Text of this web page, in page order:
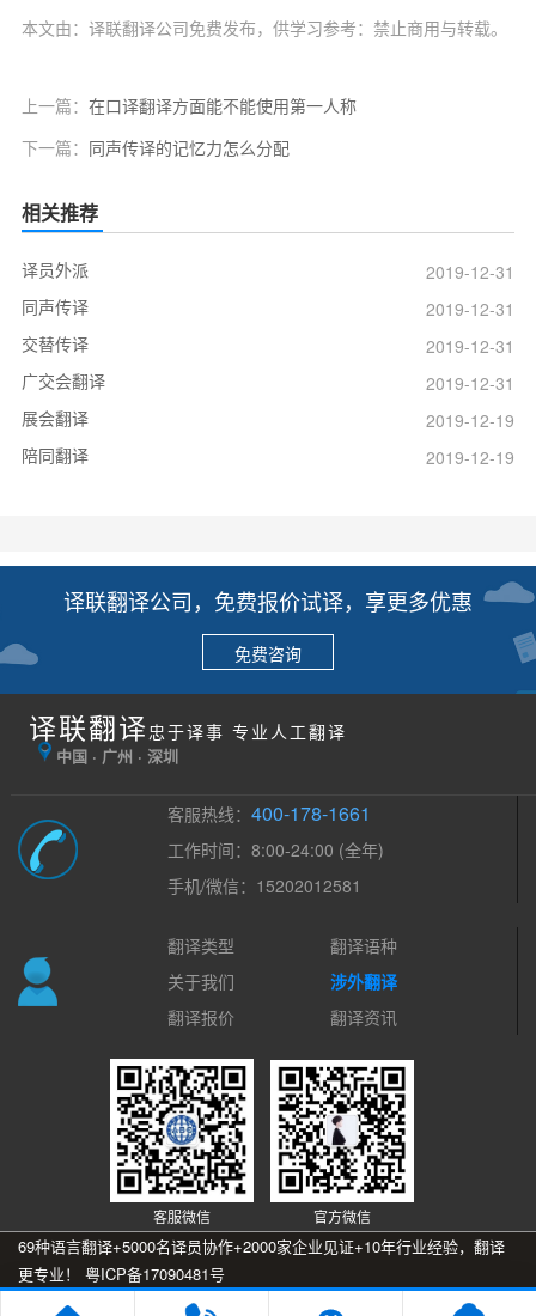
本文由：译联翻译公司免费发布，供学习参考：禁止商用与转载。
上一篇： 在口译翻译方面能不能使用第一人称
下一篇： 同声传译的记忆力怎么分配
相关推荐
译员外派
2019-12-31
同声传译
2019-12-31
交替传译
2019-12-31
广交会翻译
2019-12-31
展会翻译
2019-12-19
陪同翻译
2019-12-19
译联翻译公司，免费报价试译，享更多优惠
免费咨询
译联翻译 忠于译事 专业人工翻译
中国 · 广州 · 深圳
客服热线：400-178-1661
工作时间：8:00-24:00 (全年)
手机/微信：15202012581
翻译类型
翻译语种
关于我们
涉外翻译
翻译报价
翻译资讯
客服微信 官方微信
69种语言翻译+5000名译员协作+2000家企业见证+10年行业经验，翻译
更专业！ 粤ICP备17090481号